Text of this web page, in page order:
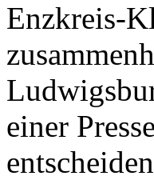
Enzkreis-
einer